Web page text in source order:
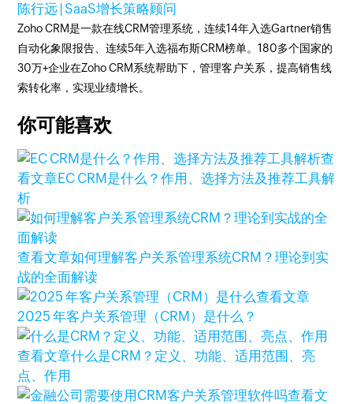
陈行远 | SaaS增长策略顾问
Zoho CRM是一款在线CRM管理系统，连续14年入选Gartner销售
自动化象限报告、连续5年入选福布斯CRM榜单。180多个国家的
30万+企业在Zoho CRM系统帮助下，管理客户关系，提高销售线
索转化率，实现业绩增长。
你可能喜欢
查
看文章EC CRM是什么？作用、选择方法及推荐工具解
析
查看文章如何理解客户关系管理系统CRM？理论到实
战的全面解读
查看文章
2025 年客户关系管理（CRM）是什么？
查看文章什么是CRM？定义、功能、适用范围、亮
点、作用
查看文